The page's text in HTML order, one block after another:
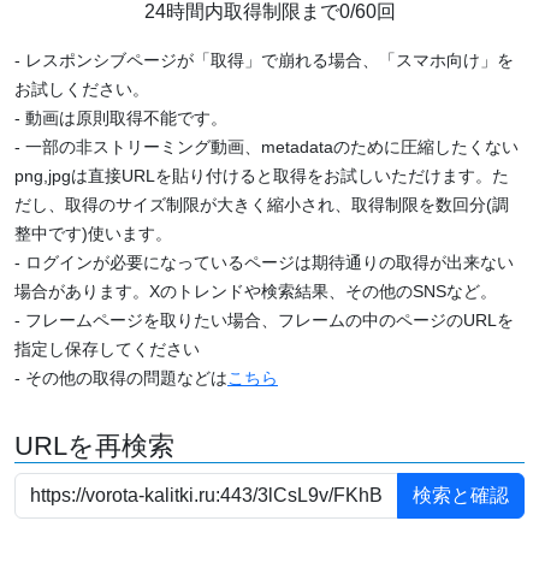
24時間内取得制限まで0/60回
- レスポンシブページが「取得」で崩れる場合、「スマホ向け」を
お試しください。
- 動画は原則取得不能です。
- 一部の非ストリーミング動画、metadataのために圧縮したくない
png,jpgは直接URLを貼り付けると取得をお試しいただけます。た
だし、取得のサイズ制限が大きく縮小され、取得制限を数回分(調
整中です)使います。
- ログインが必要になっているページは期待通りの取得が出来ない
場合があります。Xのトレンドや検索結果、その他のSNSなど。
- フレームページを取りたい場合、フレームの中のページのURLを
指定し保存してください
- その他の取得の問題などはこちら
URLを再検索